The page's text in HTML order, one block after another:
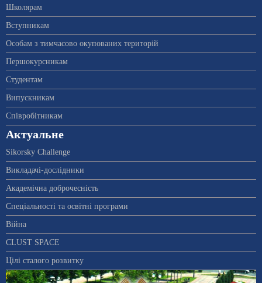
Школярам
Вступникам
Особам з тимчасово окупованих територій
Першокурсникам
Студентам
Випускникам
Співробітникам
Актуальне
Sikorsky Challenge
Викладачі-дослідники
Академічна доброчесність
Спеціальності та освітні програми
Війна
CLUST SPACE
Цілі сталого розвитку